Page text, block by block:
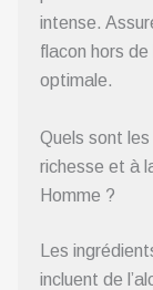
intense.
flacon hors
optimale.
Quels sont
richesse et à
Homme ?
Les
incluent de